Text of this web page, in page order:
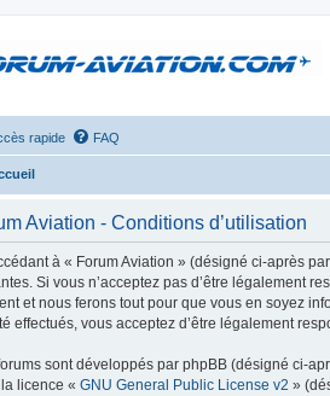
rapide FAQ
Aviation - Conditions d’utilisation
à « Forum Aviation » (désigné ci-après
Si vous n’acceptez pas d’être légalement
et nous ferons tout pour que vous en soyez
effectués, vous acceptez d’être légalement
sont développés par phpBB (désigné ci-
licence « GNU General Public License v2 »